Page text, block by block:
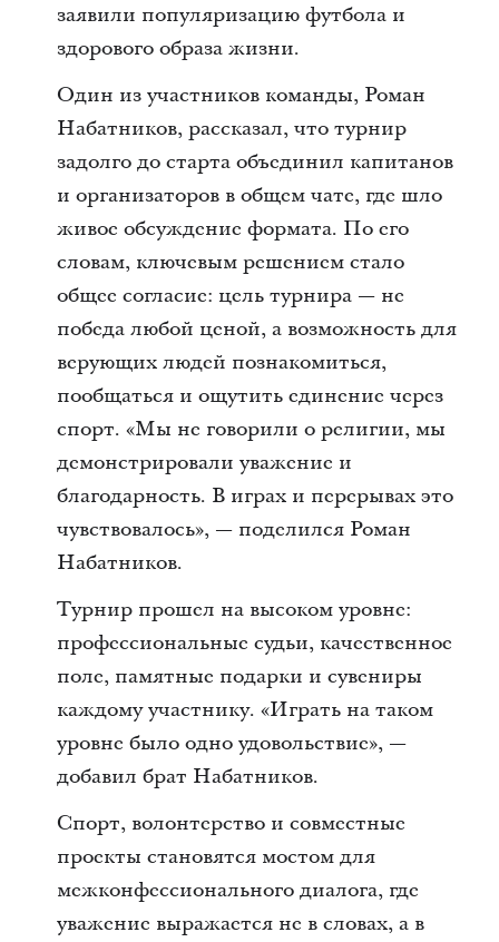
заявили популяризацию футбола и
здорового образа жизни.
Один из участников команды, Роман
Набатников, рассказал, что турнир
задолго до старта объединил капитанов
и организаторов в общем чате, где шло
живое обсуждение формата. По его
словам, ключевым решением стало
общее согласие: цель турнира — не
победа любой ценой, а возможность для
верующих людей познакомиться,
пообщаться и ощутить единение через
спорт. «Мы не говорили о религии, мы
демонстрировали уважение и
благодарность. В играх и перерывах это
чувствовалось», — поделился Роман
Набатников.
Турнир прошел на высоком уровне:
профессиональные судьи, качественное
поле, памятные подарки и сувениры
каждому участнику. «Играть на таком
уровне было одно удовольствие», —
добавил брат Набатников.
Спорт, волонтерство и совместные
проекты становятся мостом для
межконфессионального диалога, где
уважение выражается не в словах, а в